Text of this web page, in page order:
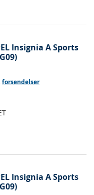
Insignia A Sports
forsendelser
Insignia A Sports